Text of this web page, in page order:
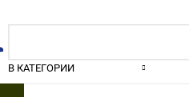
В КАТЕГОРИИ